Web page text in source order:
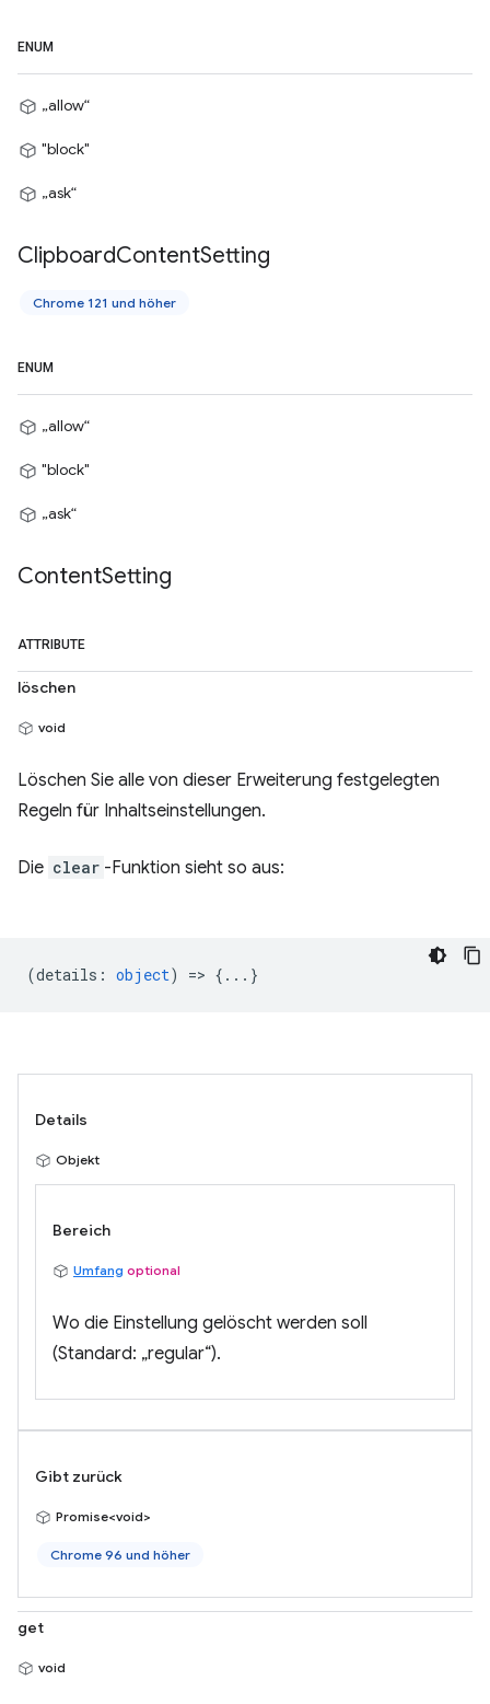
ENUM
„allow“
"block"
„ask“
ClipboardContentSetting
Chrome 121 und höher
ENUM
„allow“
"block"
„ask“
ContentSetting
ATTRIBUTE
löschen
void
Löschen Sie alle von dieser Erweiterung festgelegten
Regeln für Inhaltseinstellungen.
Die clear -Funktion sieht so aus:
(details : object) => {...}
Details
Objekt
Bereich
Umfang optional
Wo die Einstellung gelöscht werden soll
(Standard: „regular“).
Gibt zurück
Promise<void>
Chrome 96 und höher
get
void